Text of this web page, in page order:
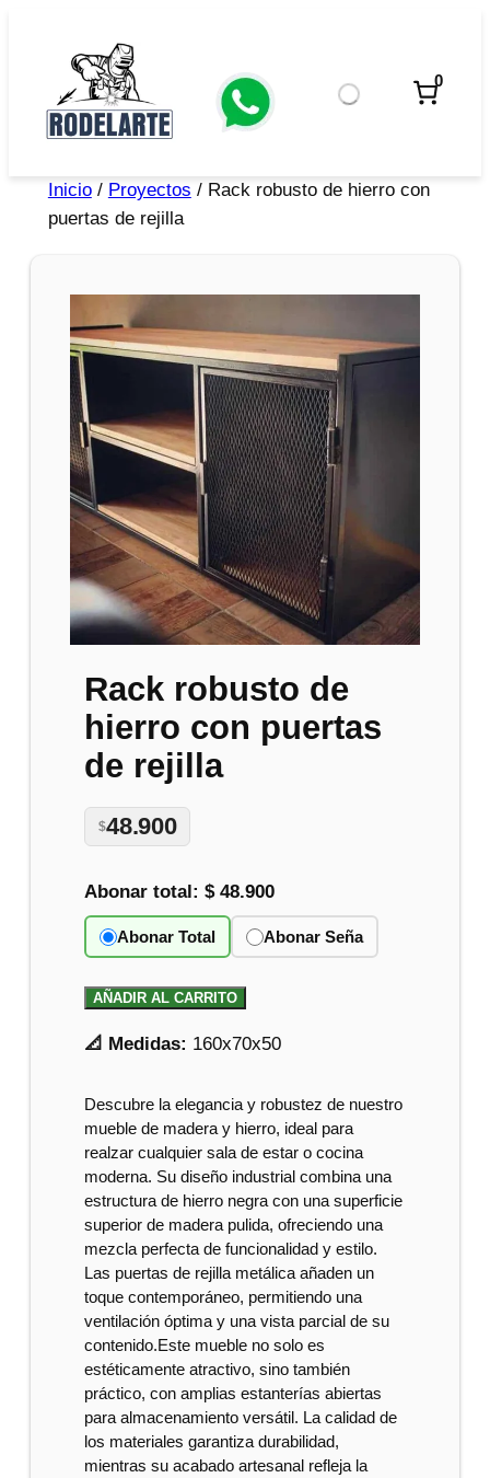
0
Inicio/ Proyectos / Rack robusto de hierro con
puertas de rejilla
Rack robusto de
hierro con puertas
de rejilla
$48.900
Abonar total:$ 48.900
Abonar Total Abonar Seña
AÑADIR AL CARRITO
📐 Medidas: 160x70x50
Descubre la elegancia y robustez de nuestro
mueble de madera y hierro, ideal para
realzar cualquier sala de estar o cocina
moderna. Su diseño industrial combina una
estructura de hierro negra con una superficie
superior de madera pulida, ofreciendo una
mezcla perfecta de funcionalidad y estilo.
Las puertas de rejilla metálica añaden un
toque contemporáneo, permitiendo una
ventilación óptima y una vista parcial de su
contenido.Este mueble no solo es
estéticamente atractivo, sino también
práctico, con amplias estanterías abiertas
para almacenamiento versátil. La calidad de
los materiales garantiza durabilidad,
mientras su acabado artesanal refleja la